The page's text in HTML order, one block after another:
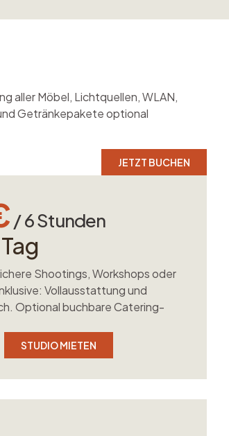
aller Möbel, Lichtquellen, WLAN,
Getränkepakete optional
JETZT BUCHEN
/ 6 Stunden
Shootings, Workshops oder
Vollausstattung und
Optional buchbare Catering-
STUDIO MIETEN